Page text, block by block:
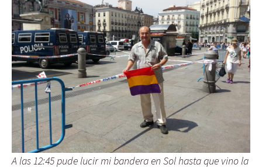
A las 12:45 pude lucir mi bandera en Sol hasta que vino la